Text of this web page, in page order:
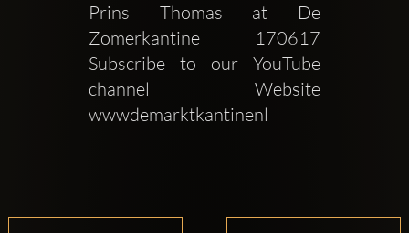
Prins Thomas at De
Zomerkantine  170617
Subscribe to our YouTube
channel   Website
wwwdemarktkantinenl